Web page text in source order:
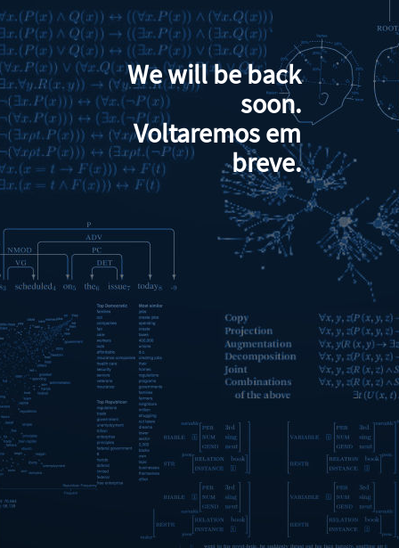
We will be back
soon.
Voltaremos em
breve.